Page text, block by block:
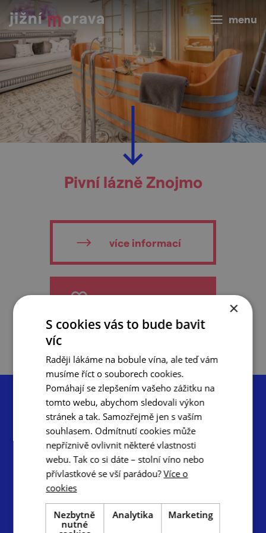
menu
Pivní lázně Znojmo
více informací
do oblíbených
Centrála cestovního ruchu – Jižní Morava, z.s.p.o.
Radnická 2, 602 00 Brno
info@ccrjm.cz
×
S cookies vás to bude bavit
víc
Raději lákáme na bobule vína, ale teď vám
musíme říct o souborech cookies.
Pomáhají se zlepšením vašeho zážitku na
tomto webu, abychom sledovali výkon
stránek a tak. Samozřejmě jen s vaším
souhlasem. Odmítnutí cookies může
nepříznivě ovlivnit některé vlastnosti
webu. Tak co si dáte – stolní víno nebo
přívlastkové se vší parádou?Více o
cookies
Nezbytně
nutné
Analytika Marketing